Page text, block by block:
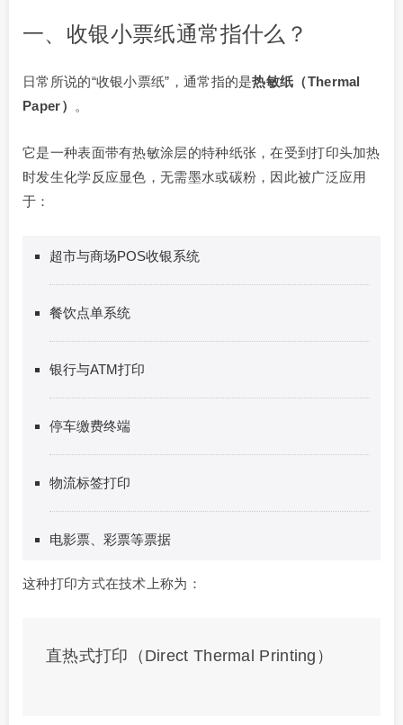
一、收银小票纸通常指什么？
日常所说的“收银小票纸”，通常指的是热敏纸（Thermal
Paper）
。
它是一种表面带有热敏涂层的特种纸张，在受到打印头加热
时发生化学反应显色，无需墨水或碳粉，因此被广泛应用
于：
超市与商场POS收银系统
餐饮点单系统
银行与ATM打印
停车缴费终端
物流标签打印
电影票、彩票等票据
这种打印方式在技术上称为：
直热式打印（Direct Thermal Printing）